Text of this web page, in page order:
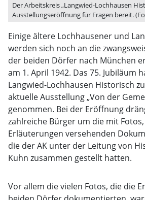
Der Arbeitskreis „Langwied-Lochhausen
Ausstellungseröffnung für Fragen bereit.
Einige ältere Lochhausener und
werden sich noch an die
der beiden Dörfer nach München
am 1. April 1942. Das 75. Jubiläum
Langwied-Lochhausen Historisch
aktuelle Ausstellung „Von der
genommen. Bei der Eröffnung
zahlreiche Bürger um die mit
Erläuterungen versehenden
die der AK unter der Leitung von
Kuhn zusammen gestellt hatten.
Vor allem die vielen Fotos, die die